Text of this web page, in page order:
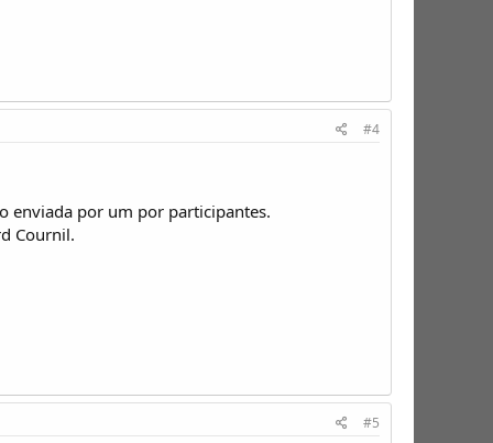
#4
enviada por um por participantes.
Cournil.
#5